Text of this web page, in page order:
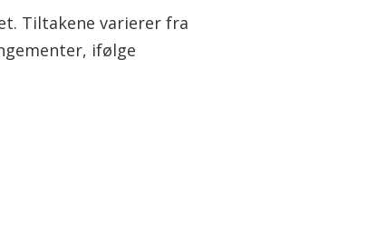
Tiltakene varierer fra
ifølge